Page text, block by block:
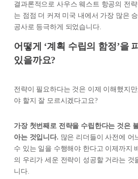
결과론적으로 사우스 웨스트 항공의 전
는 점점 더 커져 미국 내에서 가장 많은
공사로 등극하게 되었습니다.
어떻게 ‘계획 수립의 함정’을
있을까요?
전략이 필요하다는 것은 이제 이해했지
야 할지 잘 모르시겠다고요?
가장 첫번째로 전략을 수립한다는 것은
아는 것입니다. 많은 리더들이 사전에 어
수 있는 일을 수행해야 한다고 이제까지
의 우리가 세운 전략이 성공할 거라는 것
니다.